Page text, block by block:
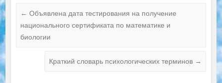
← Объявлена дата тестирования на получение
национального сертификата по математике и
биологии
Краткий словарь психологических терминов →